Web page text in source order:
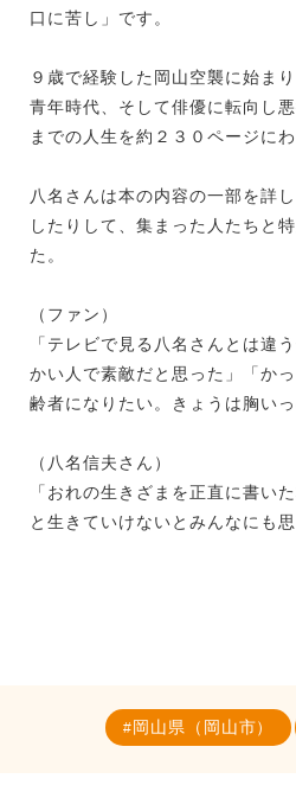
口に苦し」です。
９歳で経験した岡山空襲に始ま
青年時代、そして俳優に転向し
までの人生を約２３０ページに
八名さんは本の内容の一部を詳
したりして、集まった人たちと
た。
（ファン）
「テレビで見る八名さんとは違
かい人で素敵だと思った」「か
齢者になりたい。きょうは胸いっ
（八名信夫さん）
「おれの生きざまを正直に書い
と生きていけないとみんなにも思
岡山県（岡山市）